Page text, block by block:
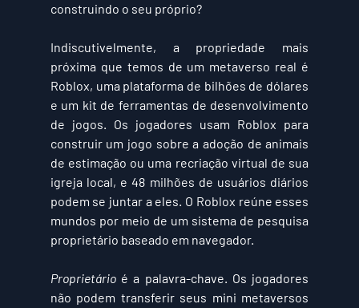
construindo o seu próprio?
Indiscutivelmente, a propriedade mais
próxima que temos de um metaverso real é
Roblox, uma plataforma de bilhões de dólares
e um kit de ferramentas de desenvolvimento
de jogos. Os jogadores usam Roblox para
construir um jogo sobre a adoção de animais
de estimação ou uma recriação virtual de sua
igreja local, e 48 milhões de usuários diários
podem se juntar a eles. O Roblox reúne esses
mundos por meio de um sistema de pesquisa
proprietário baseado em navegador.
Proprietário é a palavra-chave. Os jogadores
não podem transferir seus mini metaversos